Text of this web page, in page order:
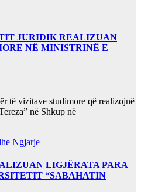
JURIDIK REALIZUAN
NË MINISTRINË E
të vizitave studimore që realizojnë
në Shkup në
Ngjarje
LIGJËRATA PARA
“SABAHATIN